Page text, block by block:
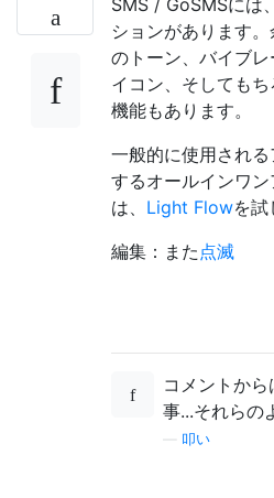
ションがあります
のトーン、バイブ
イコン、そしても
機能もあります。
一般的に使用され
するオールインワ
は、 Light Flowを試
編集：また 点滅
コメントか
事...それらの
叩い